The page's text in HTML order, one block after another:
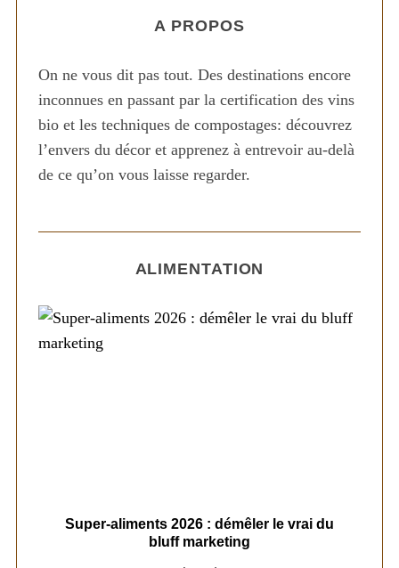
A PROPOS
On ne vous dit pas tout. Des destinations encore
inconnues en passant par la certification des vins
bio et les techniques de compostages: découvrez
l’envers du décor et apprenez à entrevoir au-delà
de ce qu’on vous laisse regarder.
ALIMENTATION
Super-aliments 2026 : démêler le vrai du
bluff marketing